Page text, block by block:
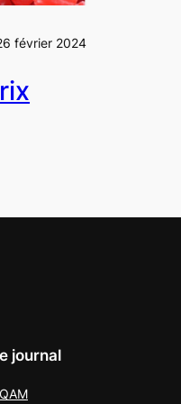
février 2024
journal